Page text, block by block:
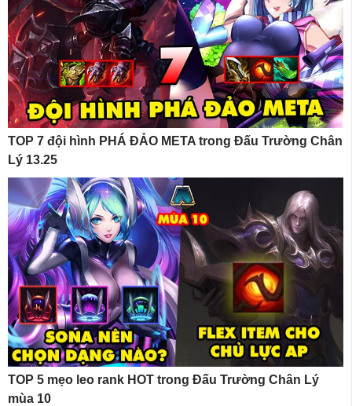
TOP 7 đội hình PHÁ ĐẢO META trong Đấu Trường Chân
Lý 13.25
TOP 5 mẹo leo rank HOT trong Đấu Trường Chân Lý
mùa 10